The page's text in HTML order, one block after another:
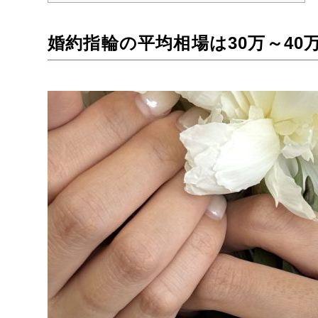
婚約指輪の平均相場は30万～40